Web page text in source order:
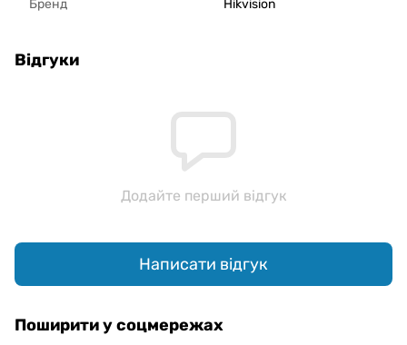
Бренд Hikvision
Відгуки
Додайте перший відгук
Написати відгук
Поширити у соцмережах